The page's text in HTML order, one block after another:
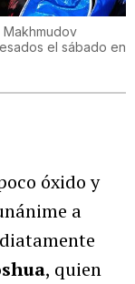
el sábado en
óxido y
a
, quien